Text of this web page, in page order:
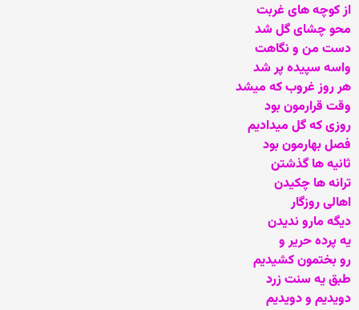
از کوچه های غربت
محو چشای گل شد
دست من و نگاهت
واسه سپیده پر شد
هر روز غروب که میشد
وقت قرارمون بود‏
روزی که گل میدادیم
فصل بهارمون بود
ثانیه ها گذشتن
ترانه ها چکیدن
اهالی روزگار
دیگه مارو ندیدن
یه پرده حریر و
رو بختمون کشیدیم
طبق یه سنت زرد
دویدیم و دویدیم